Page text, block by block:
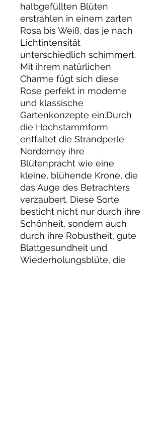
halbgefüllten Blüten
erstrahlen in einem zarten
Rosa bis Weiß, das je nach
Lichtintensität
unterschiedlich schimmert.
Mit ihrem natürlichen
Charme fügt sich diese
Rose perfekt in moderne
und klassische
Gartenkonzepte ein.Durch
die Hochstammform
entfaltet die Strandperle
Norderney ihre
Blütenpracht wie eine
kleine, blühende Krone, die
das Auge des Betrachters
verzaubert. Diese Sorte
besticht nicht nur durch ihre
Schönheit, sondern auch
durch ihre Robustheit, gute
Blattgesundheit und
Wiederholungsblüte, die